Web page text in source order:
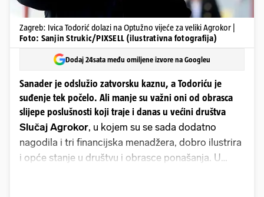
Zagreb: Ivica Todorić dolazi na Optužno vijeće za veliki Agrokor |
Foto: Sanjin Strukic/PIXSELL (ilustrativna fotografija)
Dodaj 24sata među omiljene izvore na Googleu
Sanader je odslužio zatvorsku kaznu, a Todoriću je
suđenje tek počelo. Ali manje su važni oni od obrasca
slijepe poslušnosti koji traje i danas u većini društva
Slučaj Agrokor, u kojem su se sada dodatno
nagodila i tri financijska menadžera, dobro ilustrira
i opće stanje u društvu i obrasce ponašanja. U